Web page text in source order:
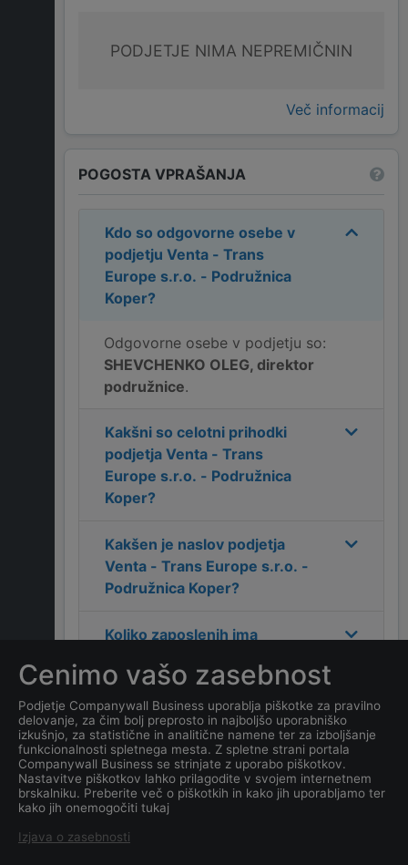
PODJETJE NIMA NEPREMIČNIN
Več informacij
POGOSTA VPRAŠANJA
Kdo so odgovorne osebe v
podjetju Venta - Trans
Europe s.r.o. - Podružnica
Koper?
Odgovorne osebe v podjetju so:
SHEVCHENKO OLEG, direktor
podružnice.
Kakšni so celotni prihodki
podjetja Venta - Trans
Europe s.r.o. - Podružnica
Koper?
Kakšen je naslov podjetja
Venta - Trans Europe s.r.o. -
Podružnica Koper?
Koliko zaposlenih ima
Europe s.r.o. - Podružnica
Koper ?
Kateri je datum ustanovitve
podjetjaVenta - Trans
Europe s.r.o. - Podružnica
Koper?
Cenimo vašo zasebnost
Podjetje Companywall Business uporablja piškotke za pravilno
delovanje, za čim bolj preprosto in najboljšo uporabniško
izkušnjo, za statistične in analitične namene ter za izboljšanje
funkcionalnosti spletnega mesta. Z spletne strani portala
Companywall Business se strinjate z uporabo piškotkov.
Nastavitve piškotkov lahko prilagodite v svojem internetnem
brskalniku. Preberite več o piškotkih in kako jih uporabljamo ter
kako jih onemogočiti tukaj
Izjava o zasebnosti